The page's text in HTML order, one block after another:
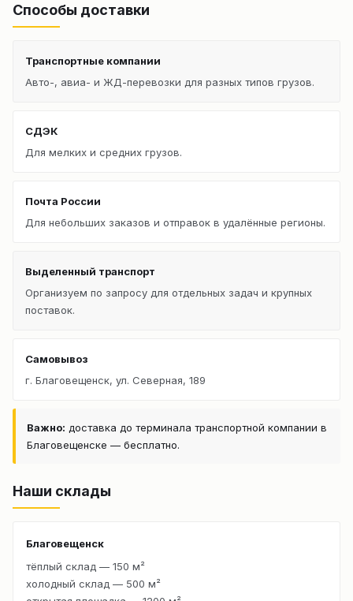
Способы доставки
Транспортные компании
Авто-, авиа- и ЖД-перевозки для разных типов грузов.
СДЭК
Для мелких и средних грузов.
Почта России
Для небольших заказов и отправок в удалённые регионы.
Выделенный транспорт
Организуем по запросу для отдельных задач и крупных
поставок.
Самовывоз
г. Благовещенск, ул. Северная, 189
Важно: доставка до терминала транспортной компании в
Благовещенске — бесплатно.
Наши склады
Благовещенск
тёплый склад — 150 м²
холодный склад — 500 м²